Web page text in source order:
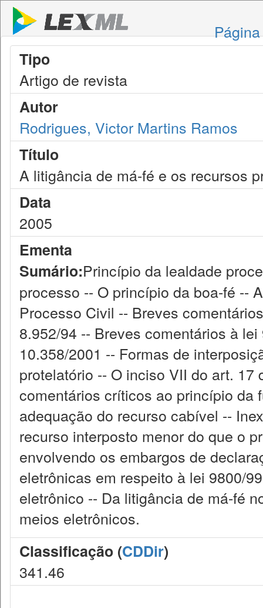
Tipo
Artigo de revista
Autor
Rodrigues, Victor Martins Ramos
Título
A litigância de má-fé e os recursos
Data
2005
Ementa
Sumário:Princípio da lealdade
processo -- O princípio da boa-fé --
Processo Civil -- Breves
8.952/94 -- Breves comentários à
10.358/2001 -- Formas de
protelatório -- O inciso VII do art.
comentários críticos ao princípio da
adequação do recurso cabível --
recurso interposto menor do que o
envolvendo os embargos de
eletrônicas em respeito à lei 9800/
eletrônico -- Da litigância de má-fé
meios eletrônicos.
Classificação (CDDir)
341.46